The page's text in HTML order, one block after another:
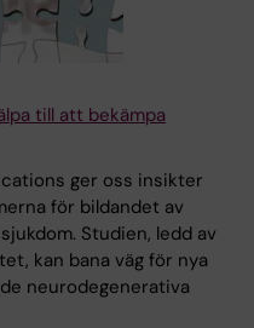
till att bekämpa
ger oss insikter
för bildandet av
Studien, ledd av
kan bana väg för nya
neurodegenerativa